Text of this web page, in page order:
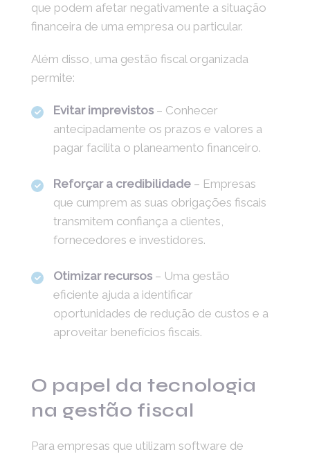
que podem afetar negativamente a situação
financeira de uma empresa ou particular.
Além disso, uma gestão fiscal organizada
permite:
Evitar imprevistos – Conhecer
antecipadamente os prazos e valores a
pagar facilita o planeamento financeiro.
Reforçar a credibilidade – Empresas
que cumprem as suas obrigações fiscais
transmitem confiança a clientes,
fornecedores e investidores.
Otimizar recursos – Uma gestão
eficiente ajuda a identificar
oportunidades de redução de custos e a
aproveitar benefícios fiscais.
O papel da tecnologia
na gestão fiscal
Para empresas que utilizam software de